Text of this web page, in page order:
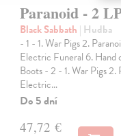
Paranoid - 2
Black Sabbath | Hudba
- 1 - 1. War Pigs 2.
Electric Funeral 6. Hand
Boots - 2 - 1. War Pigs
Electric…
Do 5 dní
47,72 €